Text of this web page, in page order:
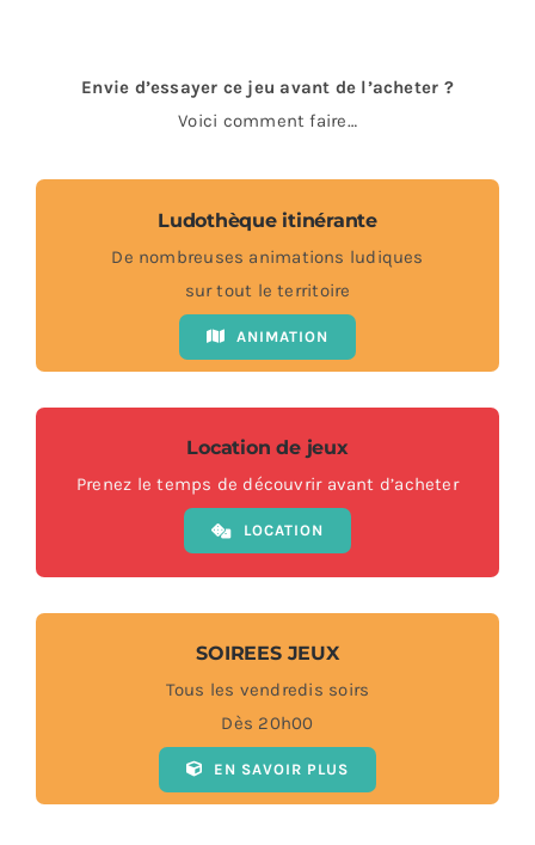
Envie d’essayer ce jeu avant de l’acheter ?
Voici comment faire…
Ludothèque itinérante
De nombreuses animations ludiques
sur tout le territoire
ANIMATION
Location de jeux
Prenez le temps de découvrir avant d’acheter
LOCATION
SOIREES JEUX
Tous les vendredis soirs
Dès 20h00
EN SAVOIR PLUS